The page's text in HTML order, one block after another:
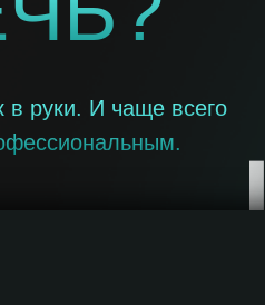
в руки. И чаще всего